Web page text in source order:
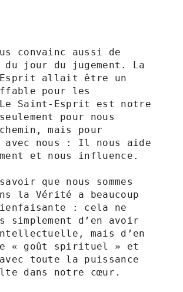
convainc aussi de
du jour du jugement. La
allait être un
pour les
Saint-Esprit est notre
pour nous
mais pour
avec nous : Il nous aide
et nous influence.
que nous sommes
la Vérité a beaucoup
: cela ne
simplement d’en avoir
mais d’en
« goût spirituel » et
toute la puissance
dans notre cœur.